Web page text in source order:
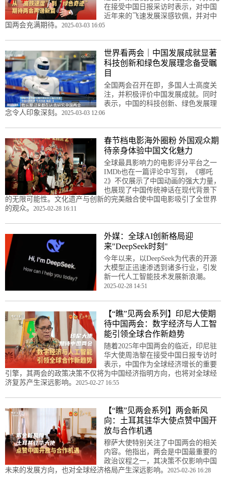
在接受中国日报采访时表示，对中国
近年来的飞速发展深感钦佩，并对中
国两会充满期待。 2025-03-03 16:05
世界看两会｜中国发展成就显著
科技创新和绿色发展理念备受瞩
目
全国两会召开在即，多国人士高度关
注，并积极评价中国发展成就。同时
表示，中国的科技创新、绿色发展理
念令人印象深刻。 2025-03-03 12:06
春节档电影海外圈粉 外国观众期
待亲身体验中国文化魅力
全球最具影响力的电影评分平台之一
IMDb也在一篇评论中写到，《哪吒
2》不仅展示了中国动画的强大力量，
也展现了中国传统神话在现代背景下
的无限可能性。文化遗产与创新的完美融合使中国电影吸引了全世界
的观众。 2025-02-28 16:11
外媒：全球AI创新格局迎
来"DeepSeek时刻"
今年以来，以DeepSeek为代表的开源
大模型正迅速渗透到诸多行业，引发
新一代人工智能技术发展新浪潮。
2025-02-28 14:51
【“瞧”见两会系列】印尼大使期
待中国两会：数字经济与人工智
能引领全球合作新趋势
随着2025年中国两会的临近，印尼驻
华大使周浩黎在接受中国日报专访时
表示，中国作为全球经济增长的重要
引擎，其两会的政策决策不仅将为中国经济指明方向，也将对全球经
济复苏产生深远影响。 2025-02-27 16:55
【“瞧”见两会系列】两会新风
向：土耳其驻华大使点赞中国开
放与合作机遇
穆萨大使特别关注了中国两会的相关
内容。他指出，两会是中国最重要的
政治议程之一，其决策不仅影响中国
未来的发展方向，也对全球经济格局产生深远影响。 2025-02-26 16:28